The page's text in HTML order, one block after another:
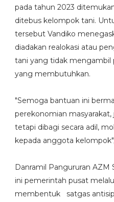
pada tahun 2023
ditebus kelompok tani.
tersebut Vandiko
diadakan realokasi atau
tani yang tidak mengambil
yang membutuhkan.
"Semoga bantuan ini
perekonomian masyarakat,
tetapi dibagi secara adil,
kepada anggota
Danramil Pangururan AZM
ini pemerintah pusat
membentuk satgas